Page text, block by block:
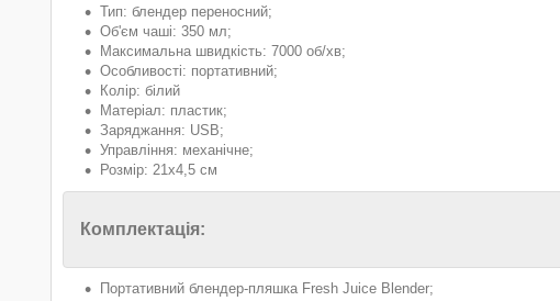
Тип: блендер переносний;
Об'єм чаші: 350 мл;
Максимальна швидкість: 7000 об/хв;
Особливості: портативний;
Колір: білий
Матеріал: пластик;
Заряджання: USB;
Управління: механічне;
Розмір: 21х4,5 см
Комплектація:
Портативний блендер-пляшка Fresh Juice Blender;